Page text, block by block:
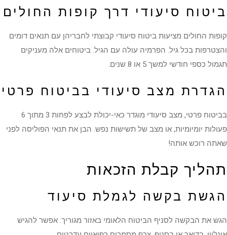
ביטוח סיעודי דרך קופות החולים
קופות החולים מציעות ביטוח סיעודי קבוצתי לחבריהן עם תנאים דומים
והצטרפות בכל גיל. הפרמיה עולה עם הגיל. ביטוחים אלה מעניקים
תגמול כספי חודשי למשך 5 או 8 שנים.
הגדרת מצב סיעודי בביטוח פרטי
בביטוח פרטי, מצב סיעודי מוגדר כאי-יכולת לבצע לפחות 3 מתוך 6
פעולות יומיומיות, או מצב של תשישות נפש. הבן את תנאי הפוליסה לפני
שאתה רוכש אותה!
תהליך קבלת הזכאות
הגשת בקשה לגמלת סיעוד
הגש את הבקשה לסניף הביטוח הלאומי באזור מגוריך. אפשר להגיש